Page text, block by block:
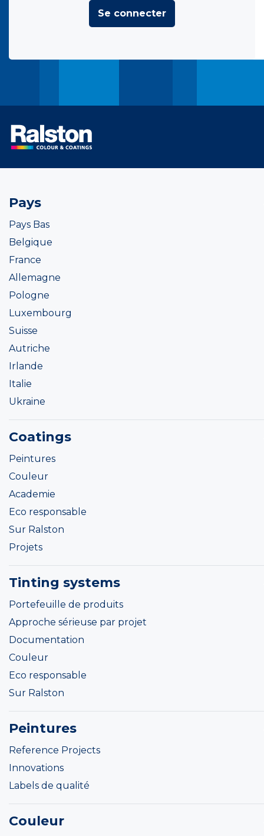
Se connecter
Pays
Pays Bas
Belgique
France
Allemagne
Pologne
Luxembourg
Suisse
Autriche
Irlande
Italie
Ukraine
Coatings
Peintures
Couleur
Academie
Eco responsable
Sur Ralston
Projets
Tinting systems
Portefeuille de produits
Approche sérieuse par projet
Documentation
Couleur
Eco responsable
Sur Ralston
Peintures
Reference Projects
Innovations
Labels de qualité
Couleur